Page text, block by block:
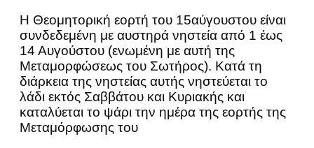
Η Θεομητορική εορτή του 15αύγουστου είναι
συνδεδεμένη με αυστηρά νηστεία από 1 έως
14 Αυγούστου (ενωμένη με αυτή της
Μεταμορφώσεως του Σωτήρος). Κατά τη
διάρκεια της νηστείας αυτής νηστεύεται το
λάδι εκτός Σαββάτου και Κυριακής και
καταλύεται το ψάρι την ημέρα της εορτής της
Μεταμόρφωσης του